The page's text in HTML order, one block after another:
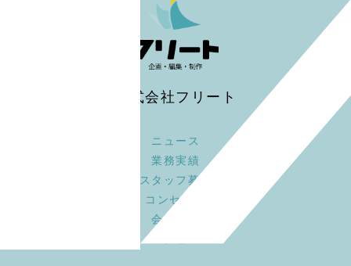
株式会社フリート
ニュース
業務実績
スタッフ募集
コンセプト
会社概要